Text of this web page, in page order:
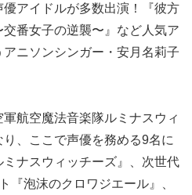
アイドルが多数出演！『彼方
番女子の逆襲〜』など人気ア
ニソンシンガー・安月名莉子
航空魔法音楽隊ルミナスウィ
、ここで声優を務める9名に
ナスウィッチーズ』、次世代
『泡沫のクロワジエール』、